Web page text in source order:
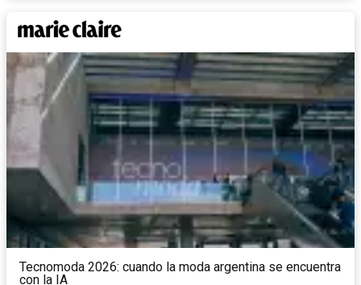
Tecnomoda 2026: cuando la moda argentina se encuentra
con la IA